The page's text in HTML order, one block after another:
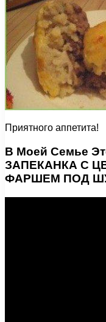
Приятного аппетита!
В Моей Семье
ЗАПЕКАНКА С
ФАРШЕМ ПОД